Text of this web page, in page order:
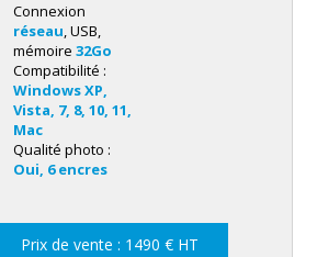
Connexion
réseau, USB,
mémoire 32Go
Compatibilité :
Windows XP,
Vista, 7, 8, 10, 11,
Mac
Qualité photo :
Oui, 6 encres
Prix de vente : 1490 € HT